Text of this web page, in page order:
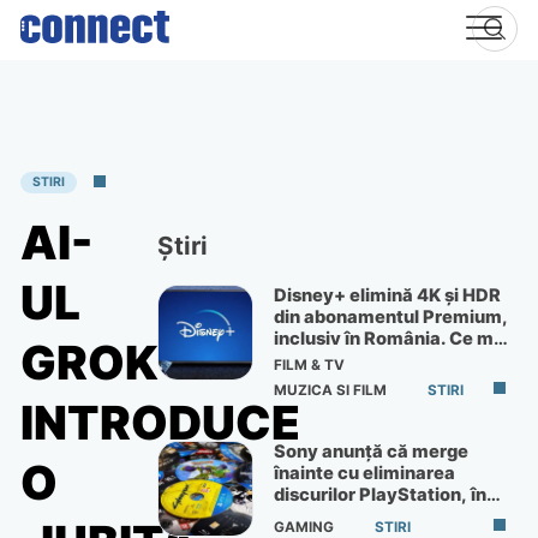
Skip
STIRI
AI-
UL
GROK
INTRODUCE
O
Știri
Disney+ elimină 4K și HDR
din abonamentul Premium,
inclusiv în România. Ce mai
primești de 60 lei pe lună
FILM & TV
MUZICA SI FILM
STIRI
Sony anunță că merge
înainte cu eliminarea
discurilor PlayStation, în
ciuda protestelor
GAMING STIRI